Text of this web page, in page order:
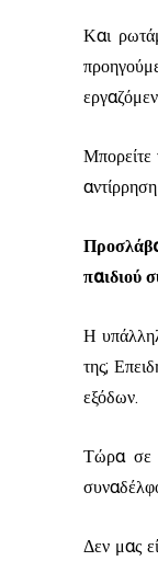
Και
Μπορείτε
παιδιού
Η
της;
εξόδων.
Τώρα σε
Δεν μας